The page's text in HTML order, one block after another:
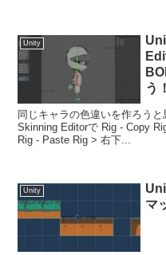
Unity
う！
同じキャラの色違いを作ろう
Skinning Editorで Rig - Copy
Rig - Paste Rig > 右下...
Unity
マ